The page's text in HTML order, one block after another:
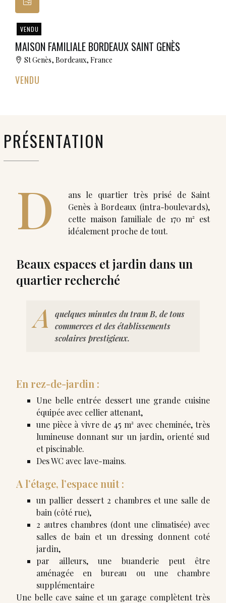
VENDU
MAISON FAMILIALE BORDEAUX SAINT GENÈS
St Genès, Bordeaux, France
VENDU
PRÉSENTATION
D
ans le quartier très prisé de Saint
Genès à Bordeaux (intra-boulevards),
cette maison familiale de 170 m² est
idéalement proche de tout.
Beaux espaces et jardin dans un
quartier recherché
A
quelques minutes du tram B, de tous
commerces et des établissements
scolaires prestigieux.
En rez-de-jardin :
Une belle entrée dessert une grande cuisine
équipée avec cellier attenant,
une pièce à vivre de 45 m² avec cheminée, très
lumineuse donnant sur un jardin, orienté sud
et piscinable.
Des WC avec lave-mains.
A l’étage, l’espace nuit :
un pallier dessert 2 chambres et une salle de
bain (côté rue),
2 autres chambres (dont une climatisée) avec
salles de bain et un dressing donnent coté
jardin,
par ailleurs, une buanderie peut être
aménagée en bureau ou une chambre
supplémentaire
Une belle cave saine et un garage complètent très